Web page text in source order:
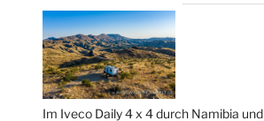
Im Iveco Daily 4 x 4 durch Namibia und